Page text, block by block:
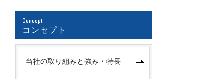
Concept
コンセプト
当社の取り組みと強み・特長